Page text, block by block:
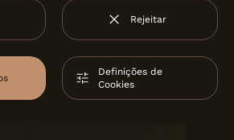
Rejeitar
Definições de
Cookies